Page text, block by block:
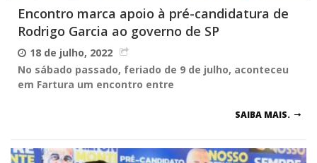
Encontro marca apoio à pré-candidatura de
Rodrigo Garcia ao governo de SP
18 de julho, 2022
No sábado passado, feriado de 9 de julho, aconteceu
em Fartura um encontro entre
SAIBA MAIS.